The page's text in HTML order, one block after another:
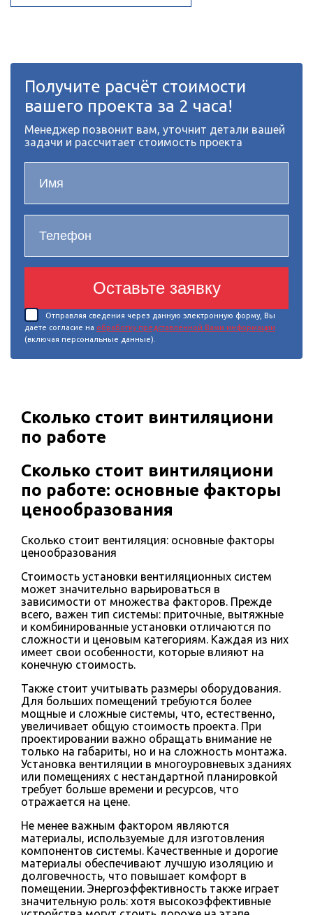
Получите расчёт стоимости
вашего проекта за 2 часа!
Менеджер позвонит вам, уточнит детали вашей
задачи и рассчитает стоимость проекта
Оставьте заявку
Отправляя сведения через данную электронную форму, Вы
даете согласие на обработку представленной Вами информации
(включая персональные данные).
Сколько стоит винтиляциони
по работе
Сколько стоит винтиляциони
по работе: основные факторы
ценообразования
Сколько стоит вентиляция: основные факторы
ценообразования
Стоимость установки вентиляционных систем
может значительно варьироваться в
зависимости от множества факторов. Прежде
всего, важен тип системы: приточные, вытяжные
и комбинированные установки отличаются по
сложности и ценовым категориям. Каждая из них
имеет свои особенности, которые влияют на
конечную стоимость.
Также стоит учитывать размеры оборудования.
Для больших помещений требуются более
мощные и сложные системы, что, естественно,
увеличивает общую стоимость проекта. При
проектировании важно обращать внимание не
только на габариты, но и на сложность монтажа.
Установка вентиляции в многоуровневых зданиях
или помещениях с нестандартной планировкой
требует больше времени и ресурсов, что
отражается на цене.
Не менее важным фактором являются
материалы, используемые для изготовления
компонентов системы. Качественные и дорогие
материалы обеспечивают лучшую изоляцию и
долговечность, что повышает комфорт в
помещении. Энергоэффективность также играет
значительную роль: хотя высокоэффективные